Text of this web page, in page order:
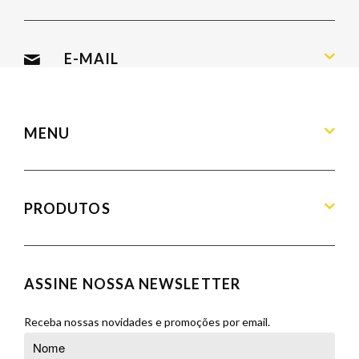
Segunda a Sexta: 09:00 às 19:00
E-MAIL
MENU
Home
Blog
Orçamento
PRODUTOS
Aparadores
Cadeiras
ASSINE NOSSA NEWSLETTER
Receba nossas novidades e promoções por email.